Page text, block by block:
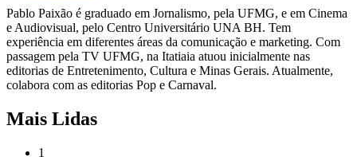
Pablo Paixão é graduado em Jornalismo, pela UFMG, e em Cinema
e Audiovisual, pelo Centro Universitário UNA BH. Tem
experiência em diferentes áreas da comunicação e marketing. Com
passagem pela TV UFMG, na Itatiaia atuou inicialmente nas
editorias de Entretenimento, Cultura e Minas Gerais. Atualmente,
colabora com as editorias Pop e Carnaval.
Mais Lidas
1